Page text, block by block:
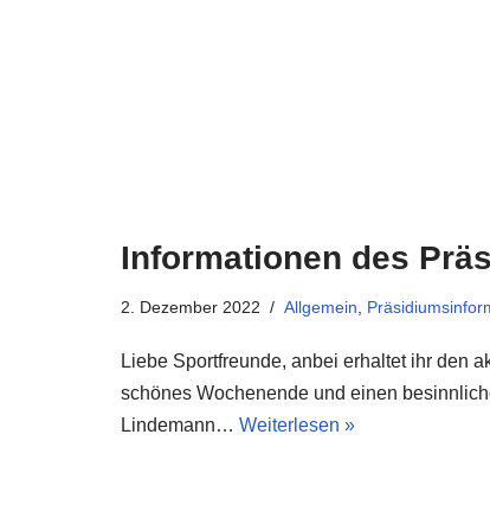
Informationen des
2. Dezember 2022 Allgemein
Liebe Sportfreunde, anbei erhaltet ihr den
schönes Wochenende und einen
Lindemann… Weiterlesen »